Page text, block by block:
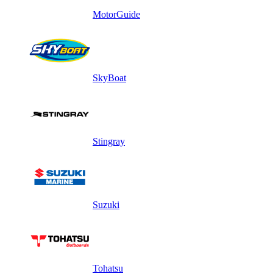
MotorGuide
SkyBoat
Stingray
Suzuki
Tohatsu